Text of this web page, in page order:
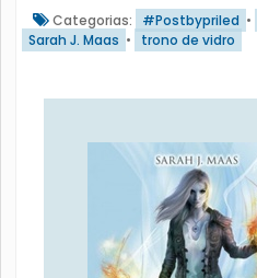
Categorias: #Postbypriled •
Sarah J. Maas • trono de vidro